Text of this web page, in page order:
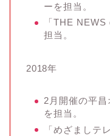
ーを担当。
「THE
担当。
2018年
2月開催の平
を担当。
「めざましテ